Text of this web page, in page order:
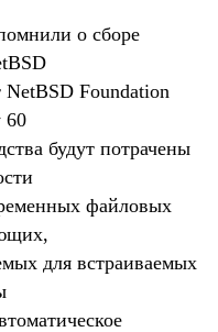
о сборе
Foundation
60
будут потрачены
файловых
для встраиваемых